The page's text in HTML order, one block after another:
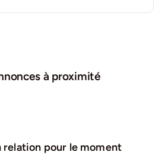
à proximité
relation pour le moment